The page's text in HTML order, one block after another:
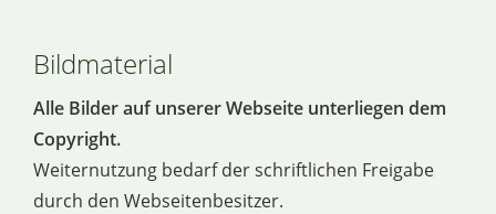
Bildmaterial
Alle Bilder auf unserer Webseite unterliegen dem
Copyright.
Weiternutzung bedarf der schriftlichen Freigabe
durch den Webseitenbesitzer.